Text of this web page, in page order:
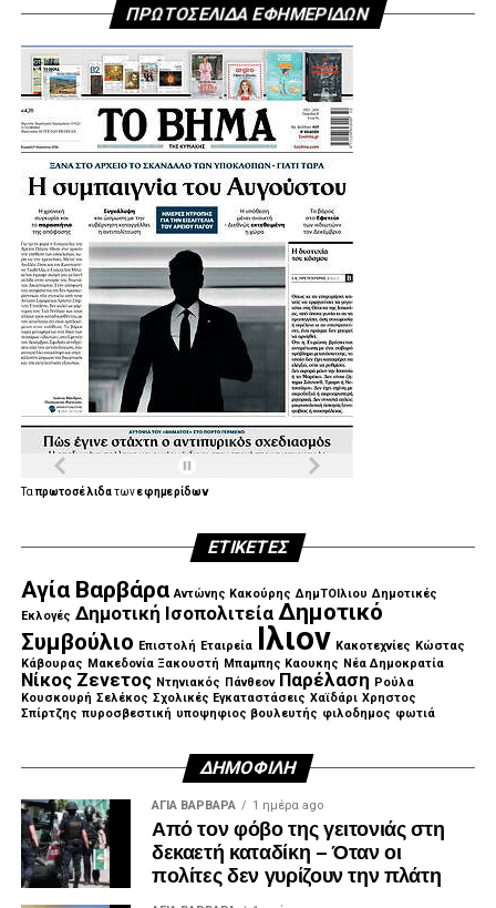
.
.
ΠΡΩΤΟΣΕΛΙΔΑ ΕΦΗΜΕΡΙΔΩΝ
Ταπρωτοσέλιδατωνεφημερίδων
ΕΤΙΚΈΤΕΣ
Αγία Βαρβάρα Αντώνης Κακούρης ΔημΤΟΙλιου Δημοτικές
Εκλογές Δημοτική Ισοπολιτεία Δημοτικό
Συμβούλιο Επιστολή Εταιρεία Ιλιον Κακοτεχνίες Κώστας
Κάβουρας Μακεδονία Ξακουστή Μπαμπης Καουκης Νέα Δημοκρατία
Νίκος Ζενετος Ντηνιακός Πάνθεον Παρέλαση Ρούλα
Κουσκουρή Σελέκος Σχολικές Εγκαταστάσεις Χαϊδάρι Χρηστος
Σπίρτζης πυροσβεστική υποψηφιος βουλευτής φιλοδημος φωτιά
ΔΗΜΟΦΙΛΉ
ΑΓΙΑ ΒΑΡΒΑΡΑ 1 ημέρα ago
Από τον φόβο της γειτονιάς στη
δεκαετή καταδίκη – Όταν οι
πολίτες δεν γυρίζουν την πλάτη